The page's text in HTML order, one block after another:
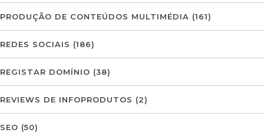
PRODUÇÃO DE CONTEÚDOS MULTIMÉDIA (161)
REDES SOCIAIS (186)
REGISTAR DOMÍNIO (38)
REVIEWS DE INFOPRODUTOS (2)
SEO (50)